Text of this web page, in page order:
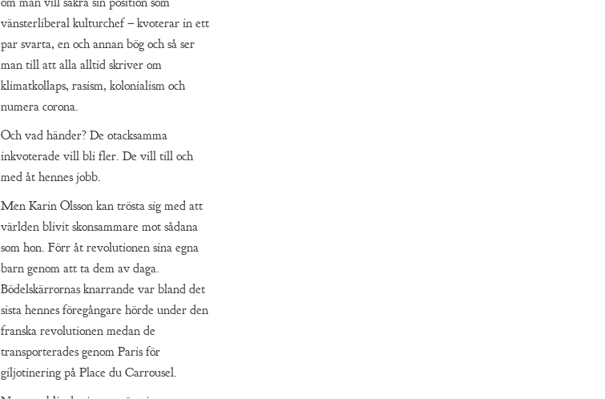
vänsterliberal kulturchef – kvoterar in ett
par svarta, en och annan bög och så ser
man till att alla alltid skriver om
klimatkollaps, rasism, kolonialism och
numera corona.
Och vad händer? De otacksamma
inkvoterade vill bli fler. De vill till och
med åt hennes jobb.
Men Karin Olsson kan trösta sig med att
världen blivit skonsammare mot sådana
som hon. Förr åt revolutionen sina egna
barn genom att ta dem av daga.
Bödelskärrornas knarrande var bland det
sista hennes föregångare hörde under den
franska revolutionen medan de
transporterades genom Paris för
giljotinering på Place du Carrousel.